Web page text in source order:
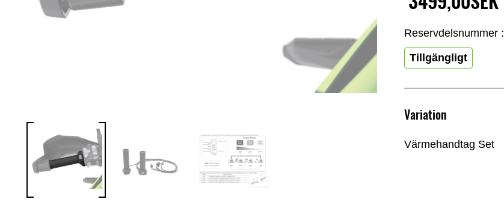
Reservdelsnummer :
Tillgängligt
Variation
Värmehandtag Set